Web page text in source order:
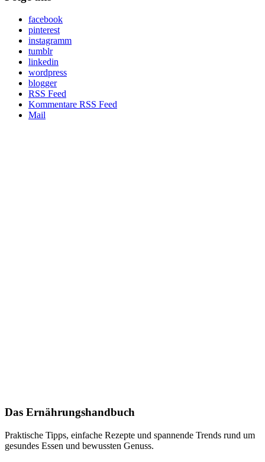
facebook
pinterest
instagramm
tumblr
linkedin
wordpress
blogger
RSS Feed
Kommentare RSS Feed
Mail
Das Ernährungshandbuch
Praktische Tipps, einfache Rezepte und spannende Trends rund um
gesundes Essen und bewussten Genuss.